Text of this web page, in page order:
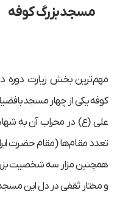
مسجد بزرگ کوفه
مهم‌ترین بخش زیارت
کوفه یکی از چهار مسجد
علی (ع) در محراب آن به
تعدد مقام‌ها (مقام حضرت
همچنین مزار سه شخصیت
و مختار ثقفی در دل این مسجد